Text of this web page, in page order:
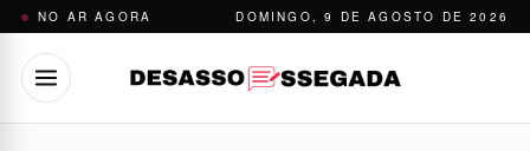
Pular
conteúdo
NO AR AGORA DOMINGO, 9 DE AGOSTO DE 2026